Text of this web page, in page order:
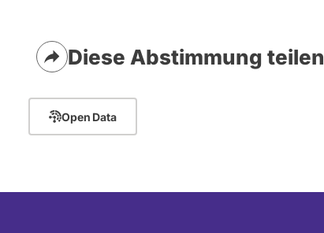
Diese Abstimmung teilen
Open Data